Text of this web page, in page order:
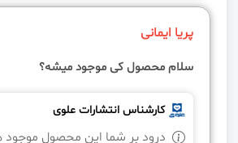
پریا ایمانی
سلام محصول کی موجود میشه؟
کارشناس انتشارات علوی
درود بر شما این محصول موجود